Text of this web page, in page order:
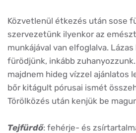
Közvetlenül étkezés után sose
szervezetünk ilyenkor az
munkájával van elfoglalva.
fürödjünk, inkább
majdnem hideg vízzel ajánlatos
bőr kitágult pórusai ismét
Törölközés után kenjük be
Tejfürdő: fehérje- és